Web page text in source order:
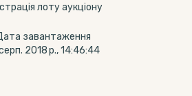
лоту аукціону
завантаження
2018 р., 14:46:44